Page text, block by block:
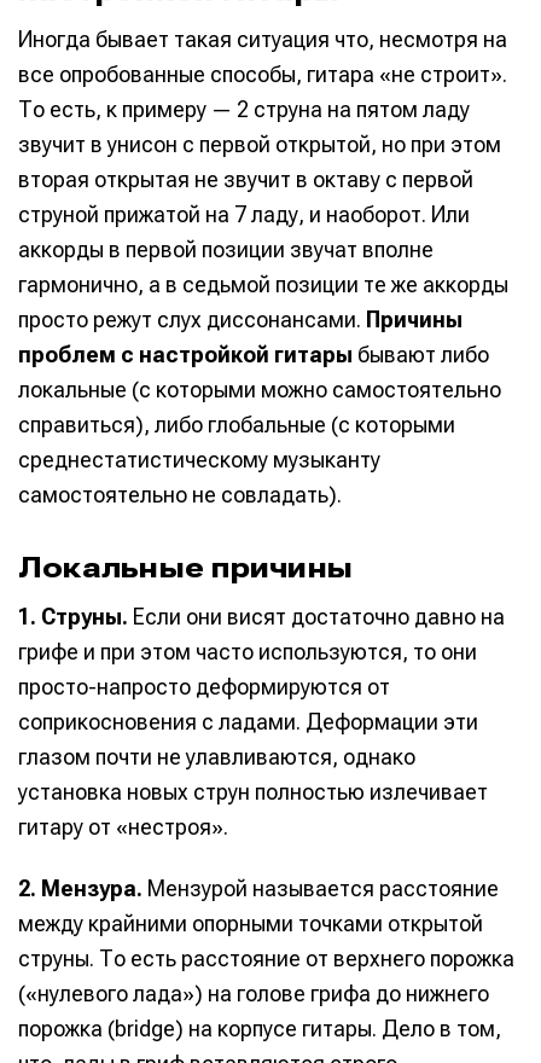
Вы сможете общаться в комментариях,
всеми возможностями сайта.
Электронная
почта
Я не робот
Вы сможете общаться в комментариях,
всеми возможностями сайта.
Электронная
почта
Я не робот
Вы сможете общаться в комментариях,
всеми возможностями сайта.
Электронная
почта
Я не робот
Написание
Исполнение
Продакшн
Софт
Индустрия
Сцена
🎙️ Подкаст Миксер
👷 Профили специалистов
Скоро тут что-то будет
оборудование
✨ Разбираемся в
эффектах
❤️‍🔥 Лучшие VST
Вы сможете общаться в комментариях,
всеми возможностями сайта.
Электронная
почта
Я не робот
Написание
Исполнение
Продакшн
Софт
Индустрия
Сцена
🎙️ Подкаст Миксер
👷 Профили специалистов
Скоро тут что-то будет
оборудование
✨ Разбираемся в
эффектах
❤️‍🔥 Лучшие VST
Иногда бывает такая ситуация что, несмотря на
все опробованные способы, гитара «не строит».
То есть, к примеру — 2 струна на пятом ладу
звучит в унисон с первой открытой, но при этом
вторая открытая не звучит в октаву с первой
струной прижатой на 7 ладу, и наоборот. Или
аккорды в первой позиции звучат вполне
гармонично, а в седьмой позиции те же аккорды
просто режут слух диссонансами. Причины
проблем с настройкой гитары бывают либо
локальные (с которыми можно самостоятельно
справиться), либо глобальные (с которыми
среднестатистическому музыканту
самостоятельно не совладать).
Локальные причины
1. Струны. Если они висят достаточно давно на
грифе и при этом часто используются, то они
просто-напросто деформируются от
соприкосновения с ладами. Деформации эти
глазом почти не улавливаются, однако
установка новых струн полностью излечивает
гитару от «нестроя».
2. Мензура. Мензурой называется расстояние
между крайними опорными точками открытой
струны. То есть расстояние от верхнего порожка
(«нулевого лада») на голове грифа до нижнего
порожка (bridge) на корпусе гитары. Дело в том,